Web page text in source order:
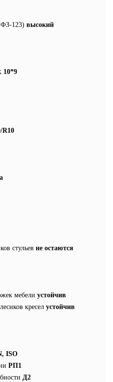
123) высокий
10*9
R10
стульев не остаются
мебели устойчив
кресел устойчив
ISO
РП1
Д2